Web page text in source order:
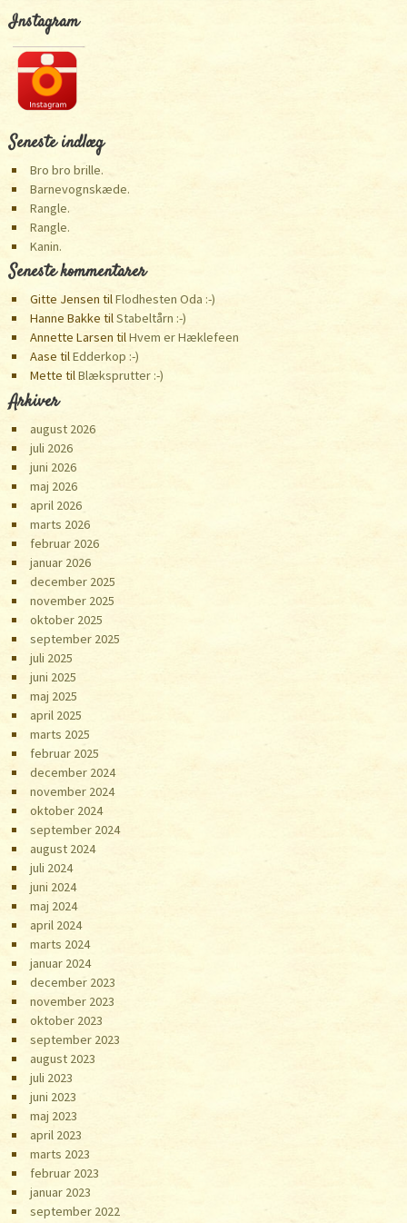
Instagram
Seneste indlæg
Bro bro brille.
Barnevognskæde.
Rangle.
Rangle.
Kanin.
Seneste kommentarer
Gitte Jensen tilFlodhesten Oda :-)
Hanne Bakke tilStabeltårn :-)
Annette Larsen tilHvem er Hæklefeen
Aase tilEdderkop :-)
Mette tilBlæksprutter :-)
Arkiver
august 2026
juli 2026
juni 2026
maj 2026
april 2026
marts 2026
februar 2026
januar 2026
december 2025
november 2025
oktober 2025
september 2025
juli 2025
juni 2025
maj 2025
april 2025
marts 2025
februar 2025
december 2024
november 2024
oktober 2024
september 2024
august 2024
juli 2024
juni 2024
maj 2024
april 2024
marts 2024
januar 2024
december 2023
november 2023
oktober 2023
september 2023
august 2023
juli 2023
juni 2023
maj 2023
april 2023
marts 2023
februar 2023
januar 2023
september 2022